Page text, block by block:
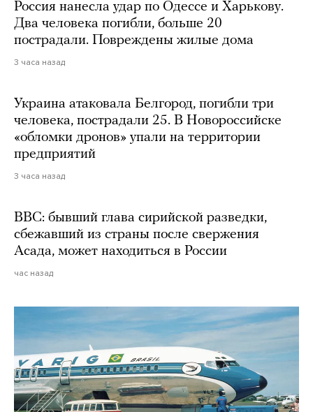
Россия нанесла удар по Одессе и Харькову.
Два человека погибли, больше 20
пострадали. Повреждены жилые дома
3 часа назад
Украина атаковала Белгород, погибли три
человека, пострадали 25. В Новороссийске
«обломки дронов» упали на территории
предприятий
3 часа назад
BBC: бывший глава сирийской разведки,
сбежавший из страны после свержения
Асада, может находиться в России
час назад